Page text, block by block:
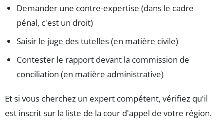
Demander une contre-expertise (dans le cadre
pénal, c'est un droit)
Saisir le juge des tutelles (en matière civile)
Contester le rapport devant la commission de
conciliation (en matière administrative)
Et si vous cherchez un expert compétent, vérifiez qu'il
est inscrit sur la liste de la cour d'appel de votre région.